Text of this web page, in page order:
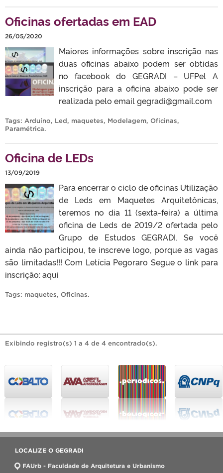
Oficinas ofertadas em EAD
26/05/2020
Maiores informações sobre inscrição nas
duas oficinas abaixo podem ser obtidas
no facebook do GEGRADI – UFPel A
inscrição para a oficina abaixo pode ser
realizada pelo email gegradi@gmail.com
Tags: Arduíno, Led, maquetes, Modelagem, Oficinas,
Paramétrica.
Oficina de LEDs
13/09/2019
Para encerrar o ciclo de oficinas Utilização
de Leds em Maquetes Arquitetônicas,
teremos no dia 11 (sexta-feira) a última
oficina de Leds de 2019/2 ofertada pelo
Grupo de Estudos GEGRADI. Se você
ainda não participou, te inscreve logo, porque as vagas
são limitadas!!! Com Letícia Pegoraro Segue o link para
inscrição: aqui
Tags: maquetes, Oficinas.
Exibindo registro(s) 1 a 4 de 4 encontrado(s).
LOCALIZE O GEGRADI
FAUrb - Faculdade de Arquitetura e Urbanismo